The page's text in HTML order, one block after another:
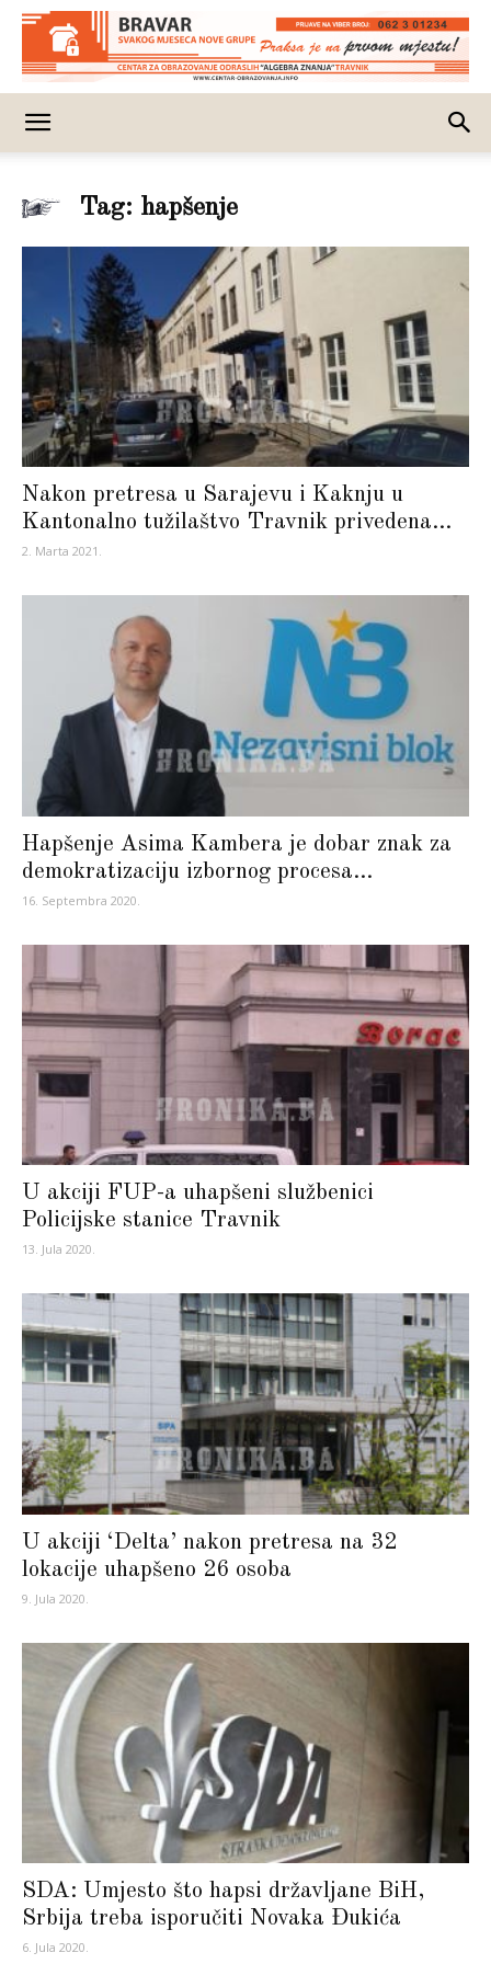
Tag: hapšenje
Nakon pretresa u Sarajevu i Kaknju u
Kantonalno tužilaštvo Travnik privedena...
2. Marta 2021.
Hapšenje Asima Kambera je dobar znak za
demokratizaciju izbornog procesa...
16. Septembra 2020.
U akciji FUP-a uhapšeni službenici
Policijske stanice Travnik
13. Jula 2020.
U akciji ‘Delta’ nakon pretresa na 32
lokacije uhapšeno 26 osoba
9. Jula 2020.
SDA: Umjesto što hapsi državljane BiH,
Srbija treba isporučiti Novaka Đukića
6. Jula 2020.